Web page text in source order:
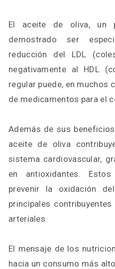
El aceite de oliva, un
demostrado ser
reducción del LDL
negativamente al HDL
regular puede, en muchos
de medicamentos para el
Además de sus
aceite de oliva
sistema cardiovascular,
en antioxidantes.
prevenir la oxidación
principales
arteriales.
El mensaje de los
hacia un consumo más